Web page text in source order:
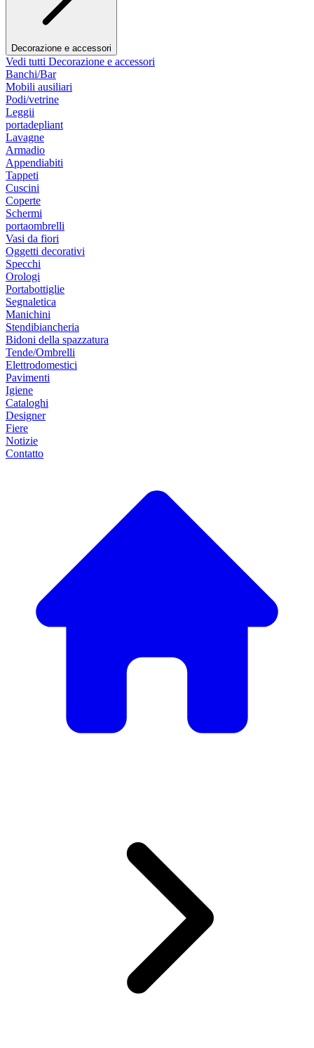
Decorazione e accessori
Vedi tutti Decorazione e accessori
Banchi/Bar
Mobili ausiliari
Podi/vetrine
Leggii
portadepliant
Lavagne
Armadio
Appendiabiti
Tappeti
Cuscini
Coperte
Schermi
portaombrelli
Vasi da fiori
Oggetti decorativi
Specchi
Orologi
Portabottiglie
Segnaletica
Manichini
Stendibiancheria
Bidoni della spazzatura
Tende/Ombrelli
Elettrodomestici
Pavimenti
Igiene
Cataloghi
Designer
Fiere
Notizie
Contatto